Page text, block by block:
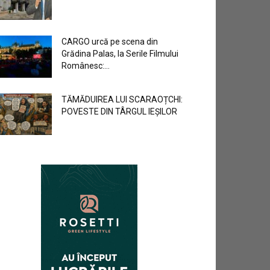
CARGO urcă pe scena din
Grădina Palas, la Serile Filmului
Românesc:...
TĂMĂDUIREA LUI SCARAOȚCHI:
POVESTE DIN TÂRGUL IEȘILOR